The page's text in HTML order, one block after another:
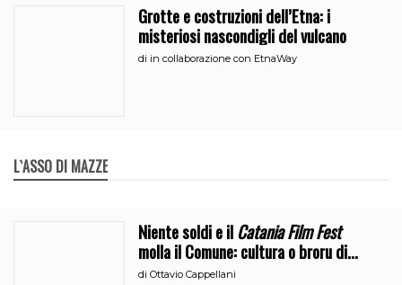
Grotte e costruzioni dell’Etna: i
misteriosi nascondigli del vulcano
di in collaborazione con EtnaWay
L`ASSO DI MAZZE
Niente soldi e ilCatania Film Fest
molla il Comune: cultura o broru di
ciciri?
diOttavio Cappellani